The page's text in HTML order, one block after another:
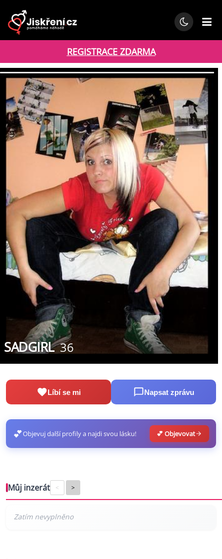
REGISTRACE ZDARMA
SADGIRL 36
Líbí se mi Napsat zprávu
💕Objevuj další profily a najdi svou lásku! 💕 Objevovat
Můj inzerát < >